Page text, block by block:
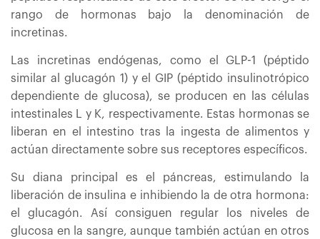
rango de hormonas bajo la denominación de
incretinas.
Las incretinas endógenas, como el GLP-1 (péptido
similar al glucagón 1) y el GIP (péptido insulinotrópico
dependiente de glucosa), se producen en las células
intestinales L y K, respectivamente. Estas hormonas se
liberan en el intestino tras la ingesta de alimentos y
actúan directamente sobre sus receptores específicos.
Su diana principal es el páncreas, estimulando la
liberación de insulina e inhibiendo la de otra hormona:
el glucagón. Así consiguen regular los niveles de
glucosa en la sangre, aunque también actúan en otros